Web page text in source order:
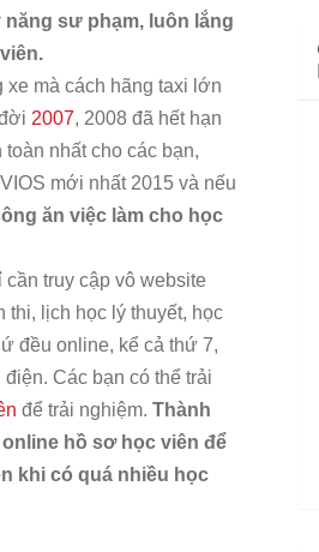
sư phạm, luôn lắng
xe mà cách hãng taxi lớn
2007, 2008 đã hết hạn
nhất cho các bạn,
mới nhất 2015 và nếu
ăn việc làm cho học
truy cập vô website
thi, lịch học lý thuyết, học
đều online, kể cả thứ 7,
Các bạn có thể trải
để trải nghiệm.Thành
hồ sơ học viên để
khi có quá nhiều học